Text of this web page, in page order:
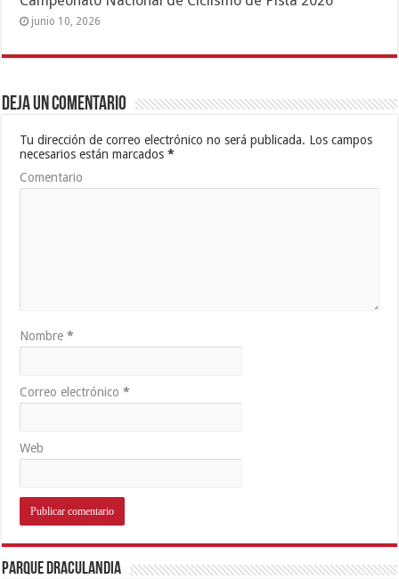
junio 10, 2026
Deja un comentario
Tu dirección de correo electrónico no será publicada. Los campos
necesarios están marcados*
Comentario
Nombre*
Correo electrónico*
Web
Parque Draculandia